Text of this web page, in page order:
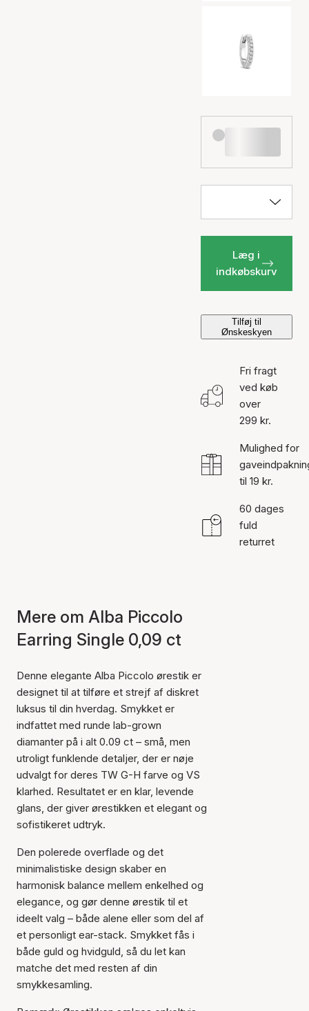
Læg i
indkøbskurv
Tilføj til
Ønskeskyen
Varen er tilføjet til kurven
Fri fragt
ved køb
over
299 kr.
Mulighed for
til 19 kr.
60 dages
fuld
returret
Mere om Alba Piccolo
Earring Single 0,09 ct
Denne elegante Alba Piccolo ørestik er
designet til at tilføre et strejf af diskret
luksus til din hverdag. Smykket er
indfattet med runde lab-grown
diamanter på i alt 0.09 ct – små, men
utroligt funklende detaljer, der er nøje
udvalgt for deres TW G-H farve og VS
klarhed. Resultatet er en klar, levende
glans, der giver ørestikken et elegant og
sofistikeret udtryk.
Den polerede overflade og det
minimalistiske design skaber en
harmonisk balance mellem enkelhed og
elegance, og gør denne ørestik til et
ideelt valg – både alene eller som del af
et personligt ear-stack. Smykket fås i
både guld og hvidguld, så du let kan
matche det med resten af din
smykkesamling.